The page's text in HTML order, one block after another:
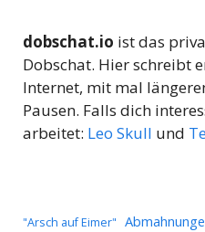
dobschat.io ist das
Dobschat. Hier schreibt
Internet, mit mal
Pausen. Falls dich
arbeitet: Leo Skull und
"Arsch auf Eimer"